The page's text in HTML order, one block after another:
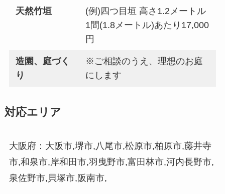
天然竹垣
(例)四つ目垣 高さ1.2メートル
1間(1.8メートル)あたり17,000
円
造園、庭づく
り
※ご相談のうえ、理想のお庭
にします
対応エリア
大阪府：大阪市,堺市,八尾市,松原市,柏原市,藤井寺
市,和泉市,岸和田市,羽曳野市,富田林市,河内長野市,
泉佐野市,貝塚市,阪南市,